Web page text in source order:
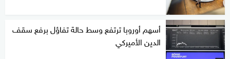
أسهم أوروبا ترتفع وسط حالة تفاؤل برفع سقف
الدين الأميركي